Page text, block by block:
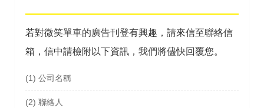
若對微笑單車的廣告刊登有興趣，請來信至聯絡信
箱，信中請檢附以下資訊，我們將儘快回覆您。
(1) 公司名稱
(2) 聯絡人